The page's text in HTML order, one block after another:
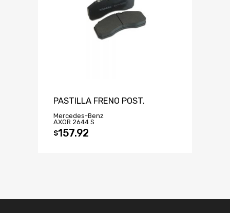
PASTILLA FRENO POST.
Mercedes-Benz
AXOR 2644 S
$157.92